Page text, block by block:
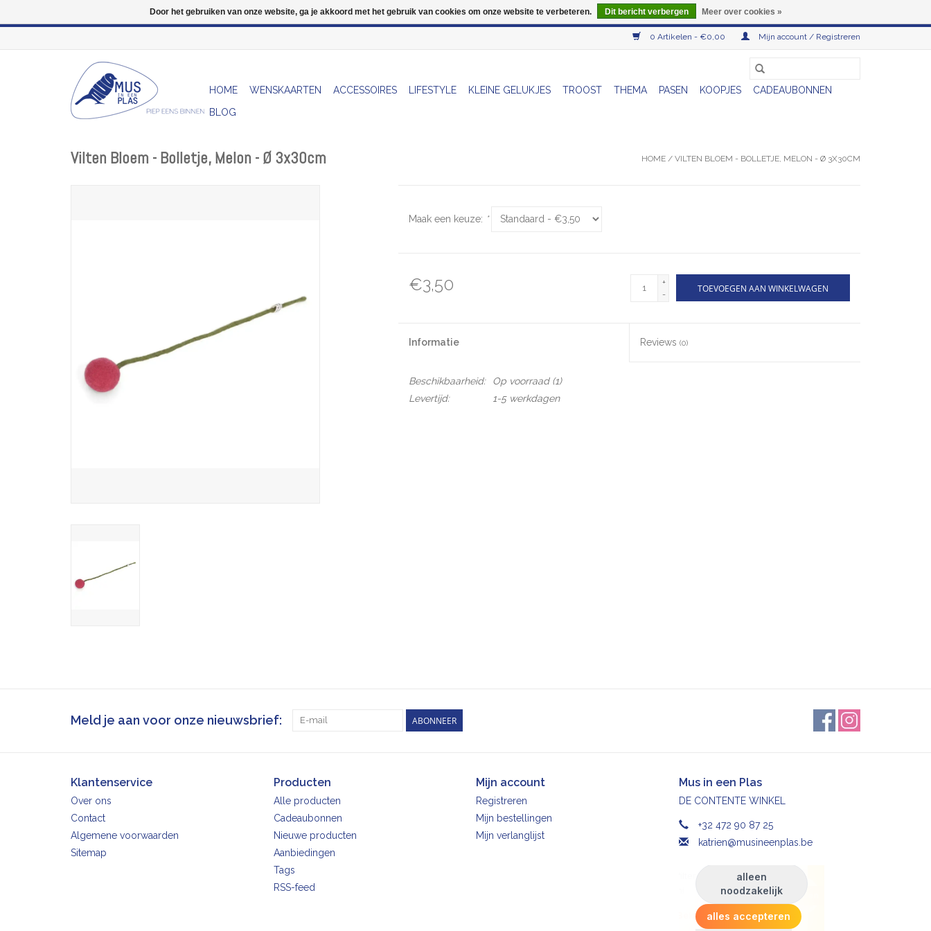
0 Artikelen - €0,00 Mijn account / Registreren
HOME WENSKAARTEN ACCESSOIRES LIFESTYLE KLEINE GELUKJES TROOST THEMA PASEN KOOPJES
CADEAUBONNEN
BLOG
Vilten Bloem - Bolletje, Melon - Ø 3x30cm HOME / VILTEN BLOEM - BOLLETJE, MELON - Ø 3X30CM
Maak een keuze: *
€3,50
+
-
TOEVOEGEN AAN WINKELWAGEN
Informatie Reviews(0)
Beschikbaarheid: Op voorraad(1)
Levertijd:
1-5 werkdagen
Meld je aan voor onze nieuwsbrief: ABONNEER
Klantenservice
Over ons
Contact
Algemene voorwaarden
Sitemap
Producten
Alle producten
Cadeaubonnen
Nieuwe producten
Aanbiedingen
Tags
RSS-feed
Mijn account
Registreren
Mijn bestellingen
Mijn verlanglijst
Mus in een Plas
DE CONTENTE WINKEL
+32 472 90 87 25
katrien@musineenplas.be
Door het gebruiken van onze website, ga je akkoord met het gebruik van cookies om onze website te verbeteren. Dit bericht verbergen Meer over cookies »
Wij zijn uitzonderlijk gesloten op Do 13/08